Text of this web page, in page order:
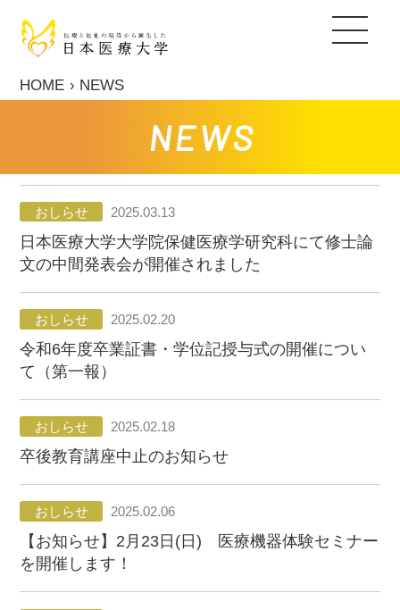
ヒューマンデザイン学部
総合福祉学部
通信教育部
大学院
入試情報
国家試験・就職サポート
キャリア教育支援
キャリアセンター
就職実績
国家試験対策支援
キャリア・アップ支援
センタースタッフ紹介
採用ご担当者の皆さま
受験生の皆さま 在学生の皆さま
保護者の皆さま
図書館 認知症研究所
情報公開 関連グループ アクセス お問い合わせ
HOME NEWS
NEWS
おしらせ 2025.03.13
日本医療大学大学院保健医療学研究科にて修士論
文の中間発表会が開催されました
おしらせ 2025.02.20
令和6年度卒業証書・学位記授与式の開催につい
て（第一報）
おしらせ 2025.02.18
卒後教育講座中止のお知らせ
おしらせ 2025.02.06
【お知らせ】2月23日(日) 医療機器体験セミナー
を開催します！